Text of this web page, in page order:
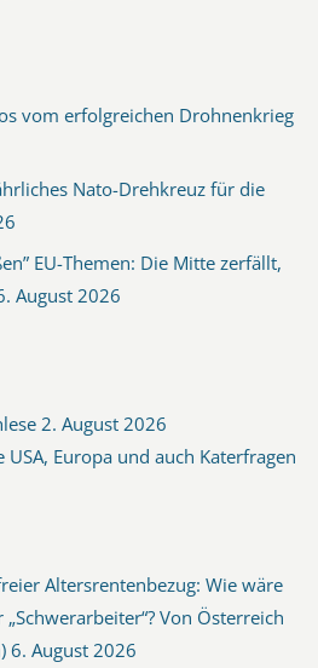
vom erfolgreichen Drohnenkrieg
Nato-Drehkreuz für die
EU-Themen: Die Mitte zerfällt,
August 2026
2. August 2026
Europa und auch Katerfragen
Altersrentenbezug: Wie wäre
Von Österreich
6. August 2026